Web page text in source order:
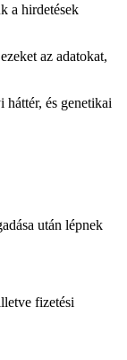
a hirdetések
az adatokat,
és genetikai
után lépnek
fizetési